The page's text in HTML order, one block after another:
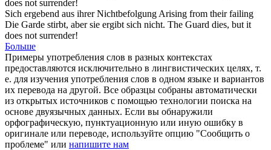
does not surrender!
Sich ergebend aus ihrer Nichtbefolgung Arising from their failing
Die Garde stirbt, aber sie ergibt sich nicht. The Guard dies, but it
does not surrender!
Больше
Примеры употребления слов в разных контекстах
предоставляются исключительно в лингвистических целях, т.
е. для изучения употребления слов в одном языке и вариантов
их перевода на другой. Все образцы собраны автоматически
из открытых источников с помощью технологии поиска на
основе двуязычных данных. Если вы обнаружили
орфографическую, пунктуационную или иную ошибку в
оригинале или переводе, используйте опцию "Сообщить о
проблеме" или напишите нам